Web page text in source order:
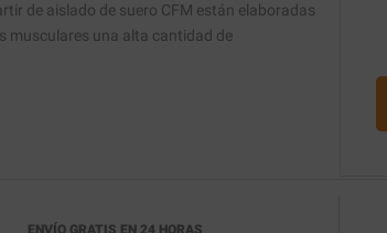
de aislado de suero CFM están elaboradas
musculares una alta cantidad de
ENVÍO GRATIS EN 24 HORAS